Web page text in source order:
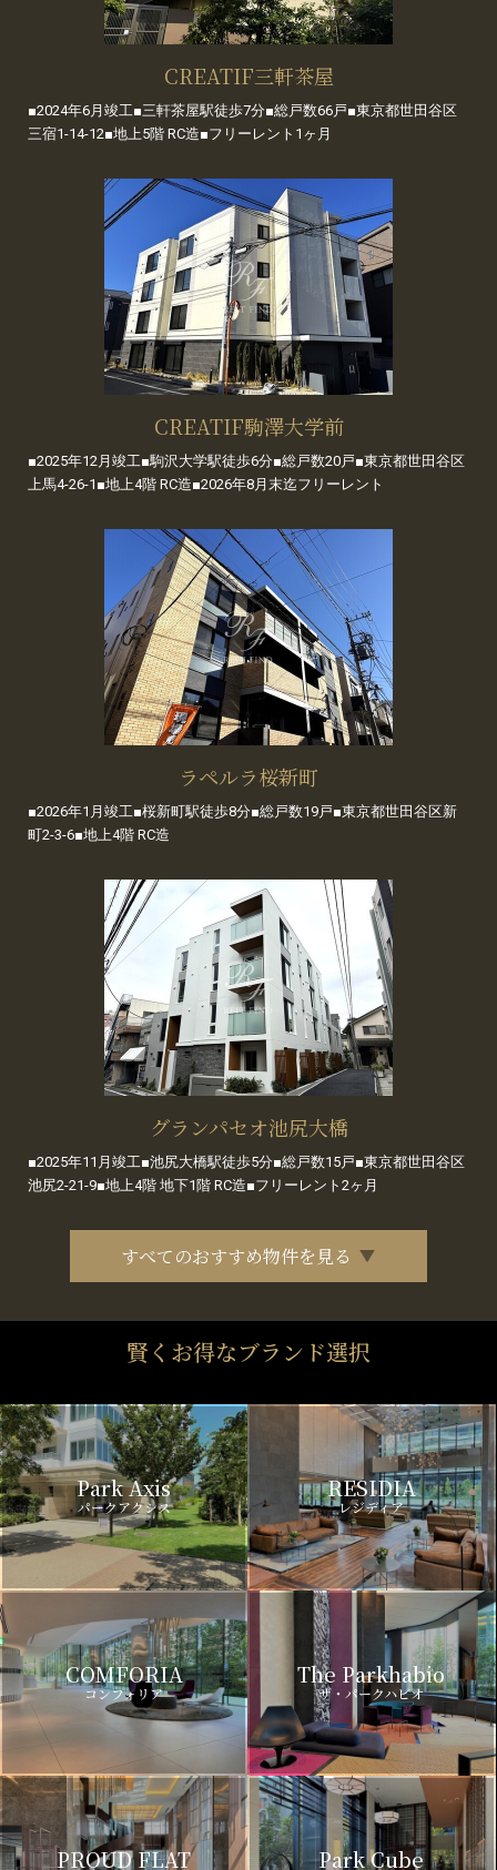
CREATIF三軒茶屋
■2024年6月竣工■三軒茶屋駅徒歩7分■総戸数66戸■東京都世田谷区
三宿1-14-12■地上5階 RC造■フリーレント1ヶ月
CREATIF駒澤大学前
■2025年12月竣工■駒沢大学駅徒歩6分■総戸数20戸■東京都世田谷区
上馬4-26-1■地上4階 RC造■2026年8月末迄フリーレント
ラペルラ桜新町
■2026年1月竣工■桜新町駅徒歩8分■総戸数19戸■東京都世田谷区新
町2-3-6■地上4階 RC造
グランパセオ池尻大橋
■2025年11月竣工■池尻大橋駅徒歩5分■総戸数15戸■東京都世田谷区
池尻2-21-9■地上4階 地下1階 RC造■フリーレント2ヶ月
すべてのおすすめ物件を見る
賢くお得なブランド選択
Park Axis
パークアクシス
RESIDIA
レジディア
COMFORIA
コンフォリア
The Parkhabio
ザ・パークハビオ
PROUD FLAT Park Cube